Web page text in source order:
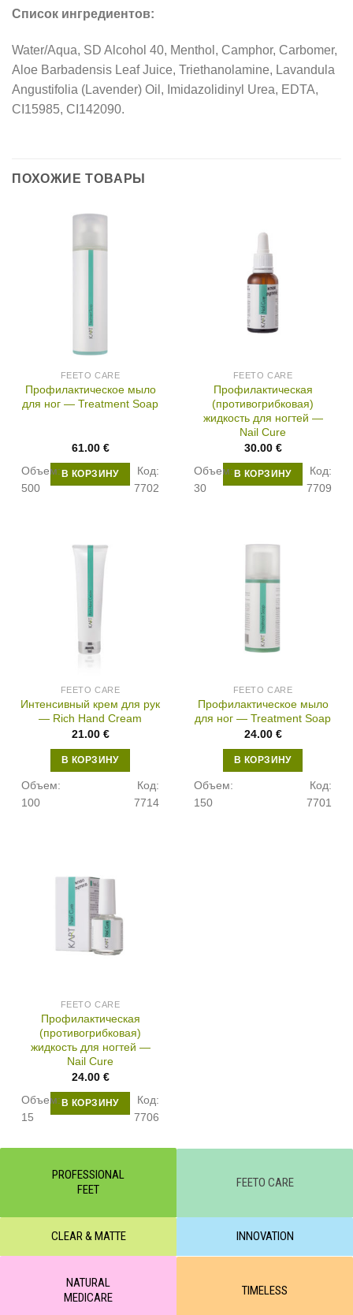
Список ингредиентов:
Water/Aqua, SD Alcohol 40, Menthol, Camphor, Carbomer,
Aloe Barbadensis Leaf Juice, Triethanolamine, Lavandula
Angustifolia (Lavender) Oil, Imidazolidinyl Urea, EDTA,
CI15985, CI142090.
ПОХОЖИЕ ТОВАРЫ
FEETO CARE
Профилактическое мыло
для ног — Treatment Soap
61.00 €
В КОРЗИНУ
Код:
7702
Объем:
500
FEETO CARE
Профилактическая
(противогрибковая)
жидкость для ногтей —
Nail Cure
30.00 €
В КОРЗИНУ
Код:
7709
Объем:
30
FEETO CARE
Интенсивный крем для рук
— Rich Hand Cream
21.00 €
В КОРЗИНУ
Код:
7714
Объем:
100
FEETO CARE
Профилактическое мыло
для ног — Treatment Soap
24.00 €
В КОРЗИНУ
Код:
7701
Объем:
150
FEETO CARE
Профилактическая
(противогрибковая)
жидкость для ногтей —
Nail Cure
24.00 €
В КОРЗИНУ
Код:
7706
Объем:
15
PROFESSIONAL
FEET
FEETO CARE
CLEAR & MATTE INNOVATION
NATURAL
MEDICARE
TIMELESS